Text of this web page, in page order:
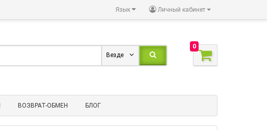
Личный кабинет
Язык
0
Везде
ВОЗВРАТ-ОБМЕН БЛОГ